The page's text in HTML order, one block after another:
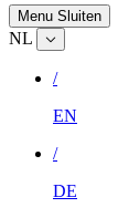
Menu Sluiten
NL
/
EN
/
DE